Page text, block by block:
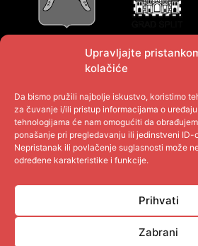
Upravljajte
kolačiće
Da bismo pružili najbolje iskustvo, koristimo
za čuvanje i/ili pristup informacijama o
tehnologijama će nam omogućiti da
ponašanje pri pregledavanju ili jedinstveni
Nepristanak ili povlačenje suglasnosti može
određene karakteristike i funkcije.
Prihvati
Zabrani